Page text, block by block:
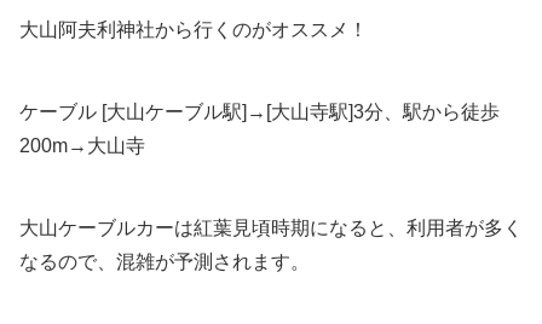
大山阿夫利神社から行くのがオススメ！
ケーブル [大山ケーブル駅]→[大山寺駅]3分、駅から徒歩
200m→大山寺
大山ケーブルカーは紅葉見頃時期になると、利用者が多く
なるので、混雑が予測されます。